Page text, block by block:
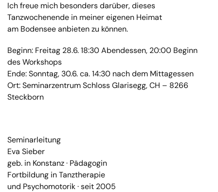
Ich freue mich besonders darüber, dieses
Tanzwochenende in meiner eigenen Heimat
am Bodensee anbieten zu können.
Beginn: Freitag 28.6. 18:30 Abendessen, 20:00 Beginn
des Workshops
Ende: Sonntag, 30.6. ca. 14:30 nach dem Mittagessen
Ort: Seminarzentrum Schloss Glarisegg, CH – 8266
Steckborn
Seminarleitung
Eva Sieber
geb. in Konstanz · Pädagogin
Fortbildung in Tanztherapie
und Psychomotorik · seit 2005